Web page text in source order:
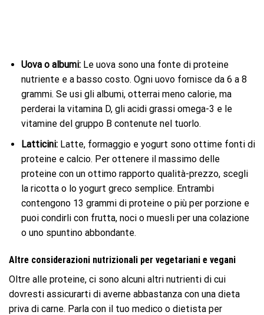
Uova o albumi:Le uova sono una fonte di proteine ​​
nutriente e a basso costo. Ogni uovo fornisce da 6 a 8
grammi. Se usi gli albumi, otterrai meno calorie, ma
perderai la vitamina D, gli acidi grassi omega-3 e le
vitamine del gruppo B contenute nel tuorlo.
Latticini:Latte, formaggio e yogurt sono ottime fonti di
proteine ​​e calcio. Per ottenere il massimo delle
proteine ​​con un ottimo rapporto qualità-prezzo, scegli
la ricotta o lo yogurt greco semplice. Entrambi
contengono 13 grammi di proteine ​​o più per porzione e
puoi condirli con frutta, noci o muesli per una colazione
o uno spuntino abbondante.
Altre considerazioni nutrizionali per vegetariani e vegani
Oltre alle proteine, ci sono alcuni altri nutrienti di cui
dovresti assicurarti di averne abbastanza con una dieta
priva di carne. Parla con il tuo medico o dietista per